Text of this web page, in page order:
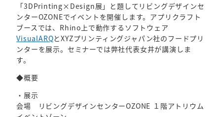
「3DPrinting×Design展」と題してリビングデザインセ
ンターOZONEでイベントを開催します。アプリクラフト
ブースでは、Rhino上で動作するソフトウェア
VisualARQとXYZプリンティングジャパン社のフードプリ
ンターを展示。セミナーでは弊社代表女井が講演しま
す。
◆概要
・展示
会場 リビングデザインセンターOZONE １階アトリウム